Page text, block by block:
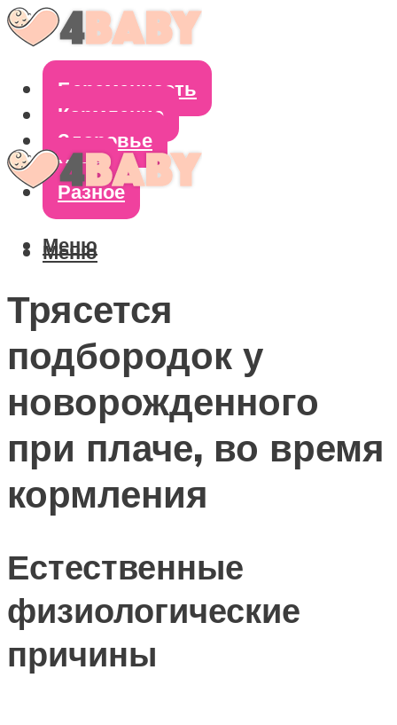
Беременность
Кормление
Здоровье
Уход
Разное
Меню
Меню
Трясется
подбородок у
новорожденного
при плаче, во время
кормления
Естественные
физиологические
причины